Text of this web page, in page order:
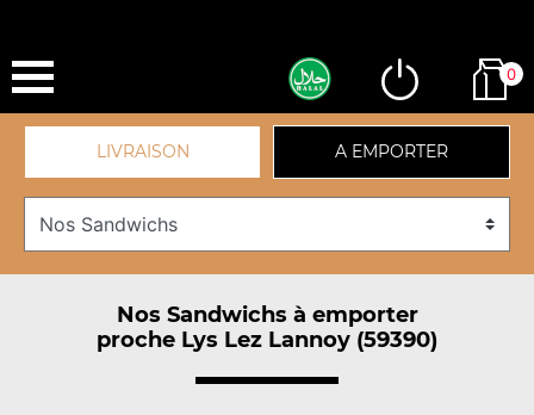
0
LIVRAISON A EMPORTER
Nos Sandwichs à emporter
proche Lys Lez Lannoy (59390)